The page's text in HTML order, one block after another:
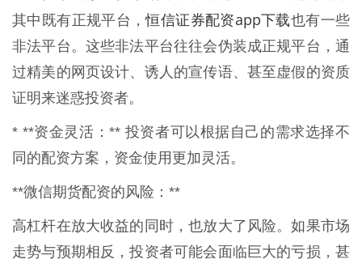
其中既有正规平台，恒信证券配资app下载也有一些
非法平台。这些非法平台往往会伪装成正规平台，通
过精美的网页设计、诱人的宣传语、甚至虚假的资质
证明来迷惑投资者。
* **资金灵活：** 投资者可以根据自己的需求选择不
同的配资方案，资金使用更加灵活。
**微信期货配资的风险：**
高杠杆在放大收益的同时，也放大了风险。如果市场
走势与预期相反，投资者可能会面临巨大的亏损，甚